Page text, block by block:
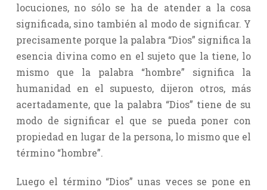
locuciones, no sólo se ha de atender a la cosa
significada, sino también al modo de significar. Y
precisamente porque la palabra “Dios” significa la
esencia divina como en el sujeto que la tiene, lo
mismo que la palabra “hombre” significa la
humanidad en el supuesto, dijeron otros, más
acertadamente, que la palabra “Dios” tiene de su
modo de significar el que se pueda poner con
propiedad en lugar de la persona, lo mismo que el
término “hombre”.
Luego el término “Dios” unas veces se pone en